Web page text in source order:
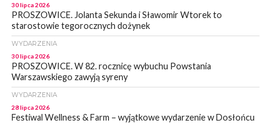
30 lipca 2026
PROSZOWICE. Jolanta Sekunda i Sławomir Wtorek to
starostowie tegorocznych dożynek
WYDARZENIA
30 lipca 2026
PROSZOWICE. W 82. rocznicę wybuchu Powstania
Warszawskiego zawyją syreny
WYDARZENIA
28 lipca 2026
Festiwal Wellness & Farm – wyjątkowe wydarzenie w Dosłońcu